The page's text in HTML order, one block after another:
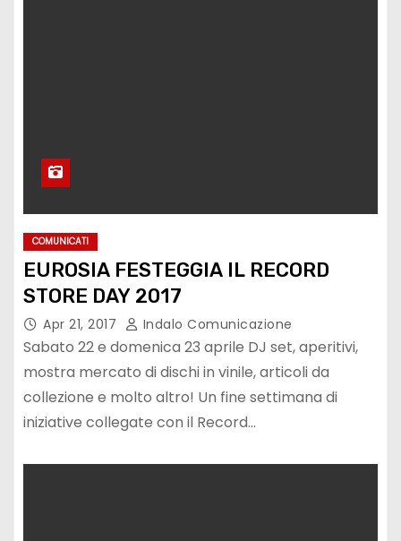
COMUNICATI
EUROSIA FESTEGGIA IL RECORD
STORE DAY 2017
Apr 21, 2017 Indalo Comunicazione
Sabato 22 e domenica 23 aprile DJ set, aperitivi,
mostra mercato di dischi in vinile, articoli da
collezione e molto altro! Un fine settimana di
iniziative collegate con il Record…